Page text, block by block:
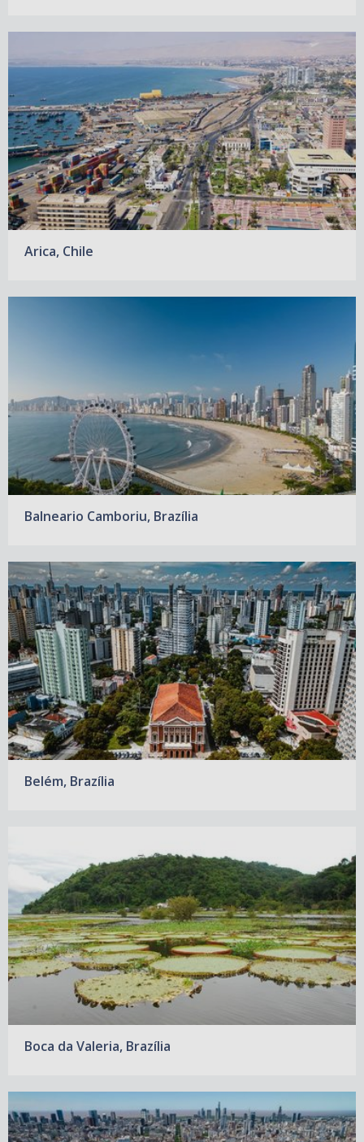
Arica, Chile
Balneario Camboriu, Brazília
Belém, Brazília
Boca da Valeria, Brazília